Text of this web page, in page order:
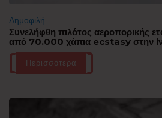
Δημοφιλή
Συνελήφθη πιλότος αεροπορικής
από 70.000 χάπια ecstasy στην
Περισσότερα